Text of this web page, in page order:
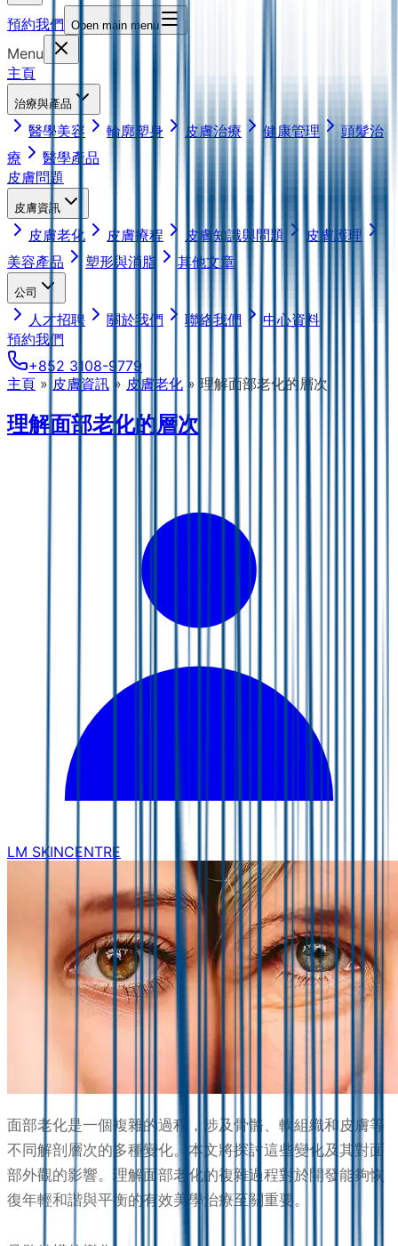
預約我們 Open main menu
Menu
主頁
治療與產品
醫學美容 輪廓塑身 皮膚治療 健康管理
頭髮治
療
醫學產品
皮膚問題
皮膚資訊
皮膚老化 皮膚療程 皮膚知識與問題
皮膚護理
美容產品
塑形與消脂 其他文章
公司
人才招聘 關於我們 聯絡我們
中心資料
預約我們
+852 3108-9779
主頁 » 皮膚資訊 » 皮膚老化 » 理解面部老化的層次
理解面部老化的層次
LM SKINCENTRE
面部老化是一個複雜的過程，涉及骨骼、軟組織和皮膚等
不同解剖層次的多種變化。本文將探討這些變化及其對面
部外觀的影響。理解面部老化的複雜過程對於開發能夠恢
復年輕和諧與平衡的有效美學治療至關重要。